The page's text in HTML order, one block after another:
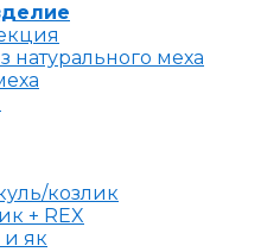
натурального меха
козлик
+ REX
як